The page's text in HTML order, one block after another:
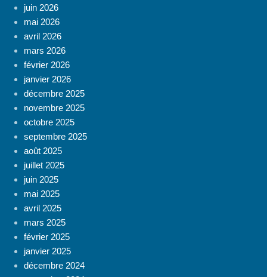
juin 2026
mai 2026
avril 2026
mars 2026
février 2026
janvier 2026
décembre 2025
novembre 2025
octobre 2025
septembre 2025
août 2025
juillet 2025
juin 2025
mai 2025
avril 2025
mars 2025
février 2025
janvier 2025
décembre 2024